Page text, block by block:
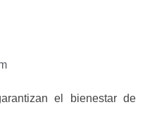
el bienestar de